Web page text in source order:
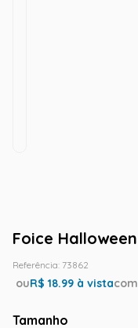
Foice Halloween
Referência: 73862
ouR$ 18.99 à vistacom
Tamanho